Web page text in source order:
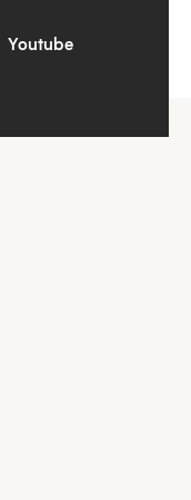
Youtube